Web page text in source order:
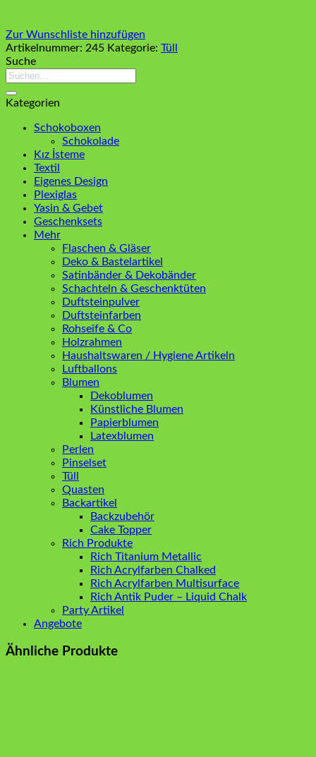
Zur Wunschliste hinzufügen
Artikelnummer: 245 Kategorie: Tüll
Suche
Suchen
nach:
Kategorien
Schokoboxen
Schokolade
Kız İsteme
Textil
Eigenes Design
Plexiglas
Yasin & Gebet
Geschenksets
Mehr
Flaschen & Gläser
Deko & Bastelartikel
Satinbänder & Dekobänder
Schachteln & Geschenktüten
Duftsteinpulver
Duftsteinfarben
Rohseife & Co
Holzrahmen
Haushaltswaren / Hygiene Artikeln
Luftballons
Blumen
Dekoblumen
Künstliche Blumen
Papierblumen
Latexblumen
Perlen
Pinselset
Tüll
Quasten
Backartikel
Backzubehör
Cake Topper
Rich Produkte
Rich Titanium Metallic
Rich Acrylfarben Chalked
Rich Acrylfarben Multisurface
Rich Antik Puder – Liquid Chalk
Party Artikel
Angebote
Ähnliche Produkte